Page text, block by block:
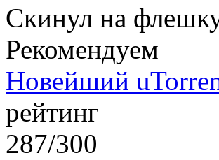
Скинул на
Рекомендуем
Новейший
рейтинг
287/300